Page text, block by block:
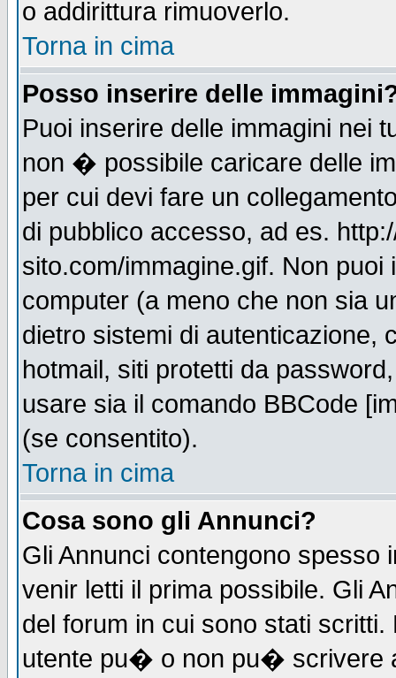
o addirittura rimuoverlo.
Torna in cima
Posso inserire delle
Puoi inserire delle immagini nei
non � possibile caricare delle
per cui devi fare un
di pubblico accesso, ad es.
sito.com/immagine.gif. Non
computer (a meno che non sia
dietro sistemi di autenticazione,
hotmail, siti protetti da
usare sia il comando BBCode
(se consentito).
Torna in cima
Cosa sono gli Annunci?
Gli Annunci contengono spesso
venir letti il prima possibile. Gli
del forum in cui sono stati
utente pu� o non pu� scrivere